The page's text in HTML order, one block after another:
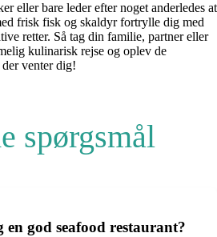
eller bare leder efter noget anderledes at
frisk fisk og skaldyr fortrylle dig med
retter. Så tag din familie, partner eller
kulinarisk rejse og oplev de
der venter dig!
spørgsmål
god seafood restaurant?